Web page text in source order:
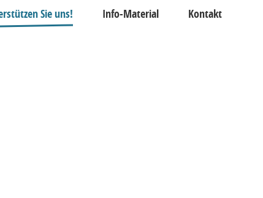
Sie uns! Info-Material
Kontakt